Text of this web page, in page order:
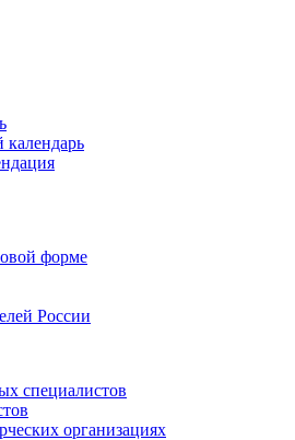
форме
России
специалистов
организациях